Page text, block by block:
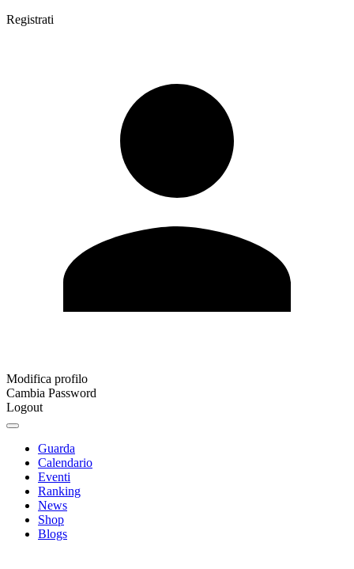
Registrati
Modifica profilo
Cambia Password
Logout
Guarda
Calendario
Eventi
Ranking
News
Shop
Blogs